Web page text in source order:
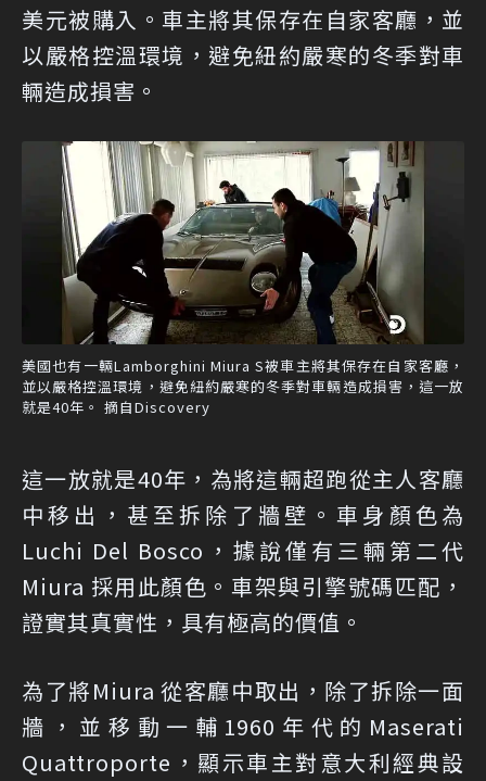
美元被購入。車主將其保存在自家客廳，並
以嚴格控溫環境，避免紐約嚴寒的冬季對車
輛造成損害。
美國也有一輛Lamborghini Miura S被車主將其保存在自家客廳，
並以嚴格控溫環境，避免紐約嚴寒的冬季對車輛造成損害，這一放
就是40年。 摘自Discovery
這一放就是40年，為將這輛超跑從主人客廳
中移出，甚至拆除了牆壁。車身顏色為
Luchi Del Bosco，據說僅有三輛第二代
Miura 採用此顏色。車架與引擎號碼匹配，
證實其真實性，具有極高的價值。
為了將Miura 從客廳中取出，除了拆除一面
牆，並移動一輔1960年代的Maserati
Quattroporte，顯示車主對意大利經典設